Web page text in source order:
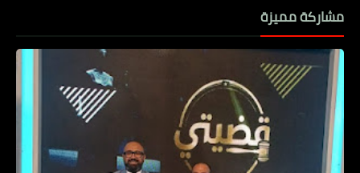
مشاركة مميزة